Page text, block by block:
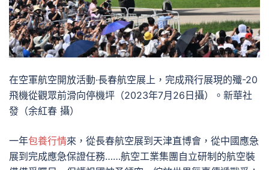
在空軍航空開放活動·長春航空展上，完成飛行展現的殲-20
飛機從觀眾前滑向停機坪（2023年7月26日攝）。新華社
發（余紅春 攝）
一年包養行情來，從長春航空展到天津直博會，從中國應急
展到完成應急保證任務……航空工業集團自立研制的航空裝